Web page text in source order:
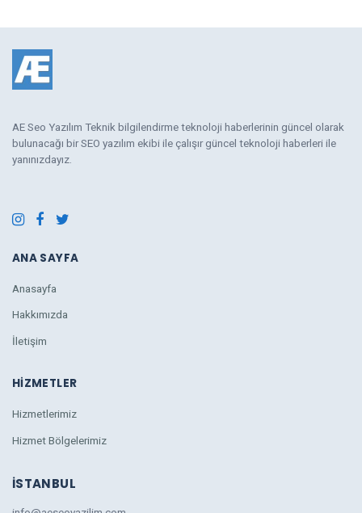
AE Seo Yazılım Teknik bilgilendirme teknoloji haberlerinin güncel olarak
bulunacağı bir SEO yazılım ekibi ile çalışır güncel teknoloji haberleri ile
yanınızdayız.
ANA SAYFA
Anasayfa
Hakkımızda
İletişim
HIZMETLER
Hizmetlerimiz
Hizmet Bölgelerimiz
İSTANBUL